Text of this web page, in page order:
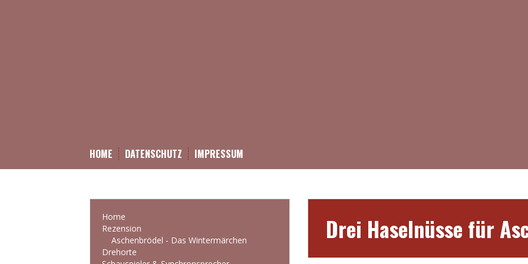
HOME DATENSCHUTZ IMPRESSUM
Drei Haselnüsse für
Home
Rezension
Aschenbrödel - Das Wintermärchen
Drehorte